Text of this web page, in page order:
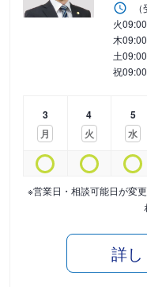
火
木
土
祝
3
月
4
火
5
水
※営業日・相談可能日が変
詳し